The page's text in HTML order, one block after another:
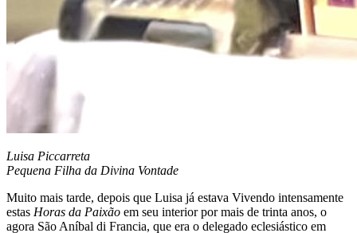
Luisa Piccarreta
Pequena Filha da Divina Vontade
Muito mais tarde, depois que Luisa já estava Vivendo intensamente
estas Horas da Paixão em seu interior por mais de trinta anos, o
agora São Aníbal di Francia, que era o delegado eclesiástico em